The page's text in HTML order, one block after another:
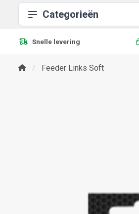
Categorieën
Snelle levering
Feeder Links Soft